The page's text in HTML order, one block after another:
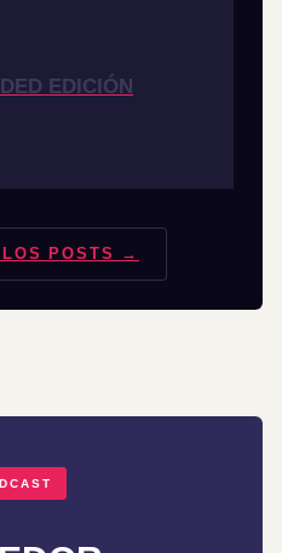
EDICIÓN
POSTS →